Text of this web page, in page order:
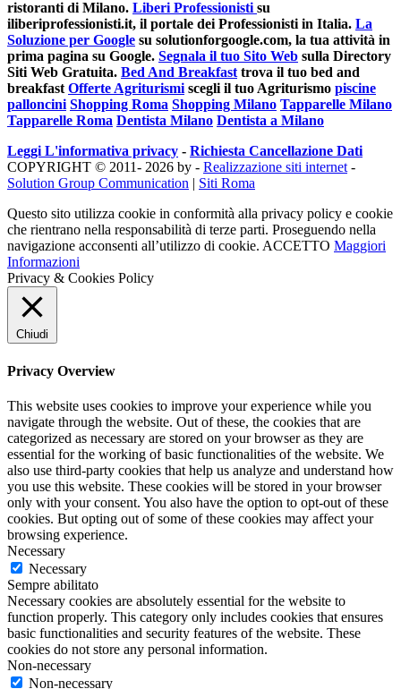
ristoranti di Milano. Liberi Professionistisu
iliberiprofessionisti.it, il portale dei Professionisti in Italia. La
Soluzione per Google su solutionforgoogle.com, la tua attività in
prima pagina su Google. Segnala il tuo Sito Web sulla Directory
Siti Web Gratuita. Bed And Breakfasttrova il tuo bed and
breakfastOfferte Agriturismiscegli il tuo Agriturismo piscine
palloncini Shopping Roma Shopping Milano Tapparelle Milano
Tapparelle Roma Dentista Milano Dentista a Milano
Leggi L'informativa privacy - Richiesta Cancellazione Dati
COPYRIGHT © 2011- 2026 by - Realizzazione siti internet-
Solution Group Communication | Siti Roma
Questo sito utilizza cookie in conformità alla privacy policy e cookie
che rientrano nella responsabilità di terze parti. Proseguendo nella
navigazione acconsenti all’utilizzo di cookie. ACCETTO Maggiori
Informazioni
Privacy & Cookies Policy
Chiudi
Privacy Overview
This website uses cookies to improve your experience while you
navigate through the website. Out of these, the cookies that are
categorized as necessary are stored on your browser as they are
essential for the working of basic functionalities of the website. We
also use third-party cookies that help us analyze and understand how
you use this website. These cookies will be stored in your browser
only with your consent. You also have the option to opt-out of these
cookies. But opting out of some of these cookies may affect your
browsing experience.
Necessary
Necessary
Sempre abilitato
Necessary cookies are absolutely essential for the website to
function properly. This category only includes cookies that ensures
basic functionalities and security features of the website. These
cookies do not store any personal information.
Non-necessary
Non-necessary